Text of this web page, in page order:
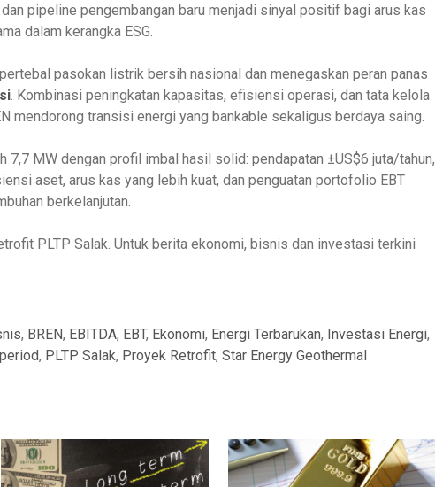
pipeline pengembangan baru menjadi sinyal positif bagi arus kas
dalam kerangka ESG.
pasokan listrik bersih nasional dan menegaskan peran panas
. Kombinasi peningkatan kapasitas, efisiensi operasi, dan tata kelola
mendorong transisi energi yang bankable sekaligus berdaya saing.
7,7 MW dengan profil imbal hasil solid: pendapatan ±US$6 juta/tahun,
aset, arus kas yang lebih kuat, dan penguatan portofolio EBT
berkelanjutan.
PLTP Salak. Untuk berita ekonomi, bisnis dan investasi terkini
, BREN, EBITDA, EBT, Ekonomi, Energi Terbarukan, Investasi Energi,
, PLTP Salak, Proyek Retrofit, Star Energy Geothermal